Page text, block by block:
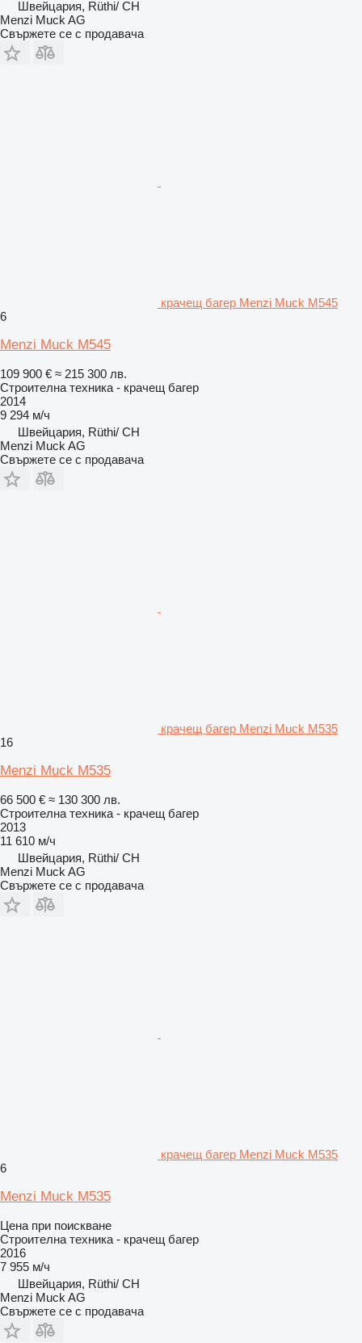
Швейцария, Rüthi/ CH
Menzi Muck AG
Свържете се с продавача
крачещ багер Menzi Muck M545
6
Menzi Muck M545
109 900 € ≈ 215 300 лв.
Строителна техника - крачещ багер
2014
9 294 м/ч
Швейцария, Rüthi/ CH
Menzi Muck AG
Свържете се с продавача
крачещ багер Menzi Muck M535
16
Menzi Muck M535
66 500 € ≈ 130 300 лв.
Строителна техника - крачещ багер
2013
11 610 м/ч
Швейцария, Rüthi/ CH
Menzi Muck AG
Свържете се с продавача
крачещ багер Menzi Muck M535
6
Menzi Muck M535
Цена при поискване
Строителна техника - крачещ багер
2016
7 955 м/ч
Швейцария, Rüthi/ CH
Menzi Muck AG
Свържете се с продавача